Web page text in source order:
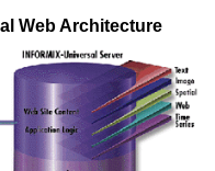
Web Architecture